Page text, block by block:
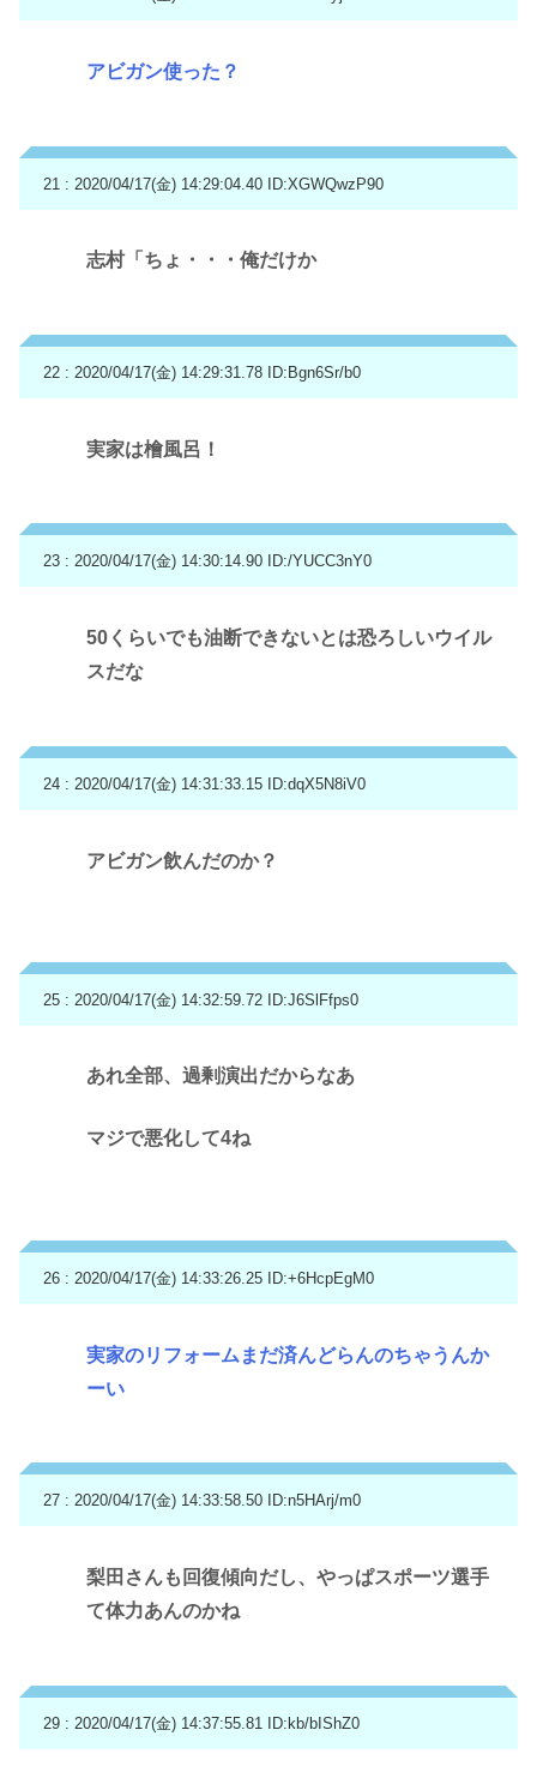
アビガン使った？
21 : 2020/04/17(金) 14:29:04.40 ID:XGWQwzP90
志村「ちょ・・・俺だけか
22 : 2020/04/17(金) 14:29:31.78 ID:Bgn6Sr/b0
実家は檜風呂！
23 : 2020/04/17(金) 14:30:14.90 ID:/YUCC3nY0
50くらいでも油断できないとは恐ろしいウイル
スだな
24 : 2020/04/17(金) 14:31:33.15 ID:dqX5N8iV0
アビガン飲んだのか？
25 : 2020/04/17(金) 14:32:59.72 ID:J6SlFfps0
あれ全部、過剰演出だからなあ
マジで悪化して4ね
26 : 2020/04/17(金) 14:33:26.25 ID:+6HcpEgM0
実家のリフォームまだ済んどらんのちゃうんか
ーい
27 : 2020/04/17(金) 14:33:58.50 ID:n5HArj/m0
梨田さんも回復傾向だし、やっぱスポーツ選手
て体力あんのかね
29 : 2020/04/17(金) 14:37:55.81 ID:kb/bIShZ0